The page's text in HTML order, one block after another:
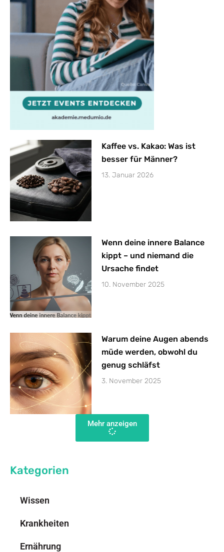
Kaffee vs. Kakao: Was ist
besser für Männer?
13. Januar 2026
Wenn deine innere Balance
kippt – und niemand die
Ursache findet
10. November 2025
Warum deine Augen abends
müde werden, obwohl du
genug schläfst
3. November 2025
Mehr anzeigen
Kategorien
Wissen
Krankheiten
Ernährung